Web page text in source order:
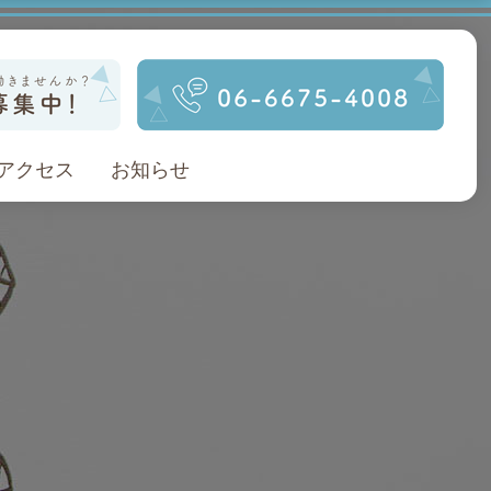
クセス お知らせ